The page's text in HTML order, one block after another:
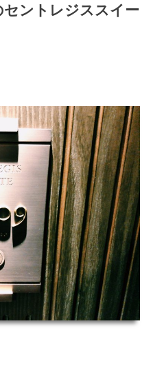
ントレジススイー